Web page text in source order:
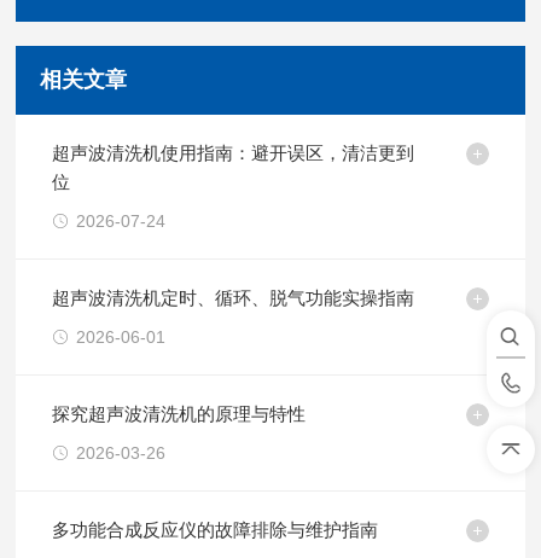
相关文章
超声波清洗机使用指南：避开误区，清洁更到
位
2026-07-24
超声波清洗机定时、循环、脱气功能实操指南
2026-06-01
探究超声波清洗机的原理与特性
2026-03-26
多功能合成反应仪的故障排除与维护指南